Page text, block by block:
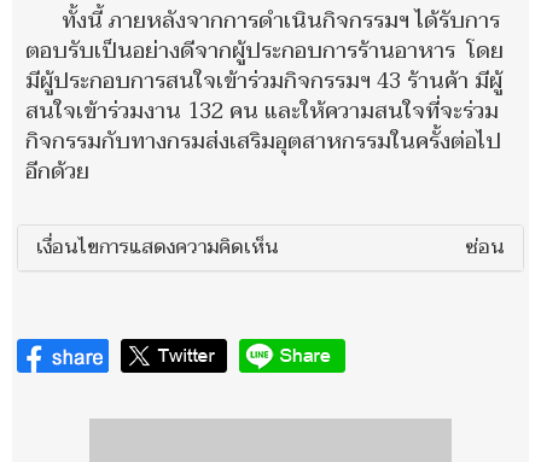
ทั้งนี้ ภายหลังจากการดำเนินกิจกรรมฯ ได้รับการ
ตอบรับเป็นอย่างดีจากผู้ประกอบการร้านอาหาร โดย
มีผู้ประกอบการสนใจเข้าร่วมกิจกรรมฯ 43 ร้านค้า มีผู้
สนใจเข้าร่วมงาน 132 คน และให้ความสนใจที่จะร่วม
กิจกรรมกับทางกรมส่งเสริมอุตสาหกรรมในครั้งต่อไป
อีกด้วย
เงื่อนไขการแสดงความคิดเห็น ซ่อน